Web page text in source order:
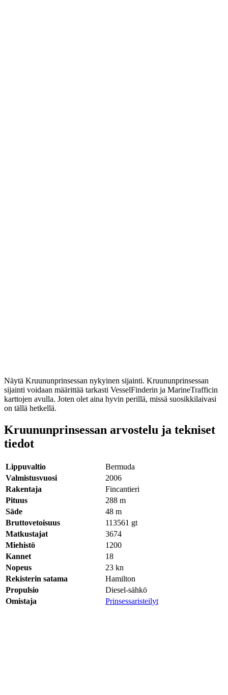
Näytä Kruununprinsessan nykyinen sijainti. Kruununprinsessan
sijainti voidaan määrittää tarkasti VesselFinderin ja MarineTrafficin
karttojen avulla. Joten olet aina hyvin perillä, missä suosikkilaivasi
on tällä hetkellä.
Kruununprinsessan arvostelu ja tekniset
tiedot
Lippuvaltio
Bermuda
Valmistusvuosi
2006
Rakentaja
Fincantieri
Pituus
288 m
Säde
48 m
Bruttovetoisuus
113561 gt
Matkustajat
3674
Miehistö
1200
Kannet
18
Nopeus
23 kn
Rekisterin satama
Hamilton
Propulsio
Diesel-sähkö
Omistaja
Prinsessaristeilyt